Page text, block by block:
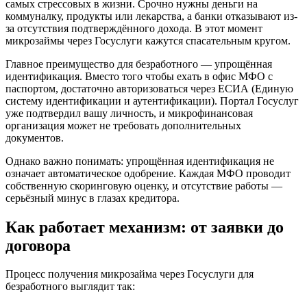
самых стрессовых в жизни. Срочно нужны деньги на
коммуналку, продукты или лекарства, а банки отказывают из-
за отсутствия подтверждённого дохода. В этот момент
микрозаймы через Госуслуги кажутся спасательным кругом.
Главное преимущество для безработного — упрощённая
идентификация. Вместо того чтобы ехать в офис МФО с
паспортом, достаточно авторизоваться через ЕСИА (Единую
систему идентификации и аутентификации). Портал Госуслуг
уже подтвердил вашу личность, и микрофинансовая
организация может не требовать дополнительных
документов.
Однако важно понимать: упрощённая идентификация не
означает автоматическое одобрение. Каждая МФО проводит
собственную скоринговую оценку, и отсутствие работы —
серьёзный минус в глазах кредитора.
Как работает механизм: от заявки до
договора
Процесс получения микрозайма через Госуслуги для
безработного выглядит так: